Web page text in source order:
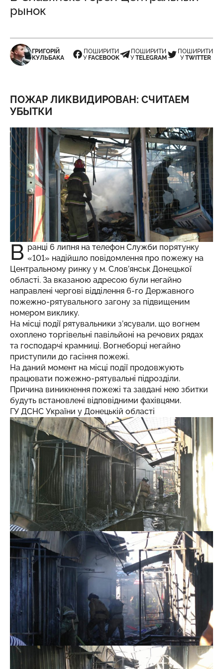
рынок
ГРИГОРІЙ
КУЛЬБАКА
ПОШИРИТИ
У FACEBOOK
ПОШИРИТИ
УTELEGRAM
ПОШИРИТИ
УTWITTER
ПОЖАР ЛИКВИДИРОВАН: СЧИТАЕМ
УБЫТКИ
В ранці 6 липня на телефон Служби порятунку
«101» надійшло повідомлення про пожежу на
Центральному ринку у м. Слов’янськ Донецької
області. За вказаною адресою були негайно
направлені чергові відділення 6-го Державного
пожежно-рятувального загону за підвищеним
номером виклику.
На місці події рятувальники з’ясували, що вогнем
охоплено торгівельні павільйоні на речових рядах
та господарчі крамниці. Вогнеборці негайно
приступили до гасіння пожежі.
На даний момент на місці події продовжують
працювати пожежно-рятувальні підрозділи.
Причина виникнення пожежі та завдані нею збитки
будуть встановлені відповідними фахівцями.
ГУ ДСНС України у Донецькій області